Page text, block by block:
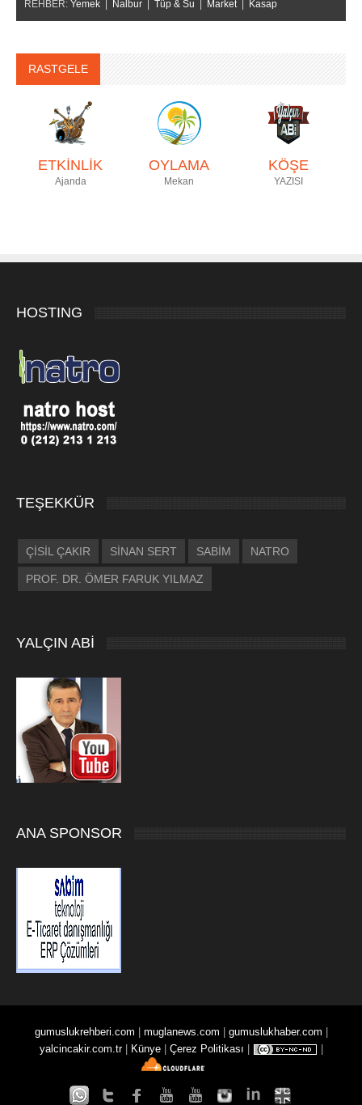
REHBER: Yemek Nalbur Tüp & Su Market| Kasap
RASTGELE
ETKİNLİK
Ajanda
OYLAMA
Mekan
KÖŞE
YAZISI
HOSTING
TEŞEKKÜR
ÇİSİL ÇAKIR SİNAN SERT SABİM NATRO
PROF. DR. ÖMER FARUK YILMAZ
YALÇIN ABİ
ANA SPONSOR
gumuslukrehberi.com muglanews.com gumuslukhaber.com
yalcincakir.com.tr| Künye| Çerez Politikası